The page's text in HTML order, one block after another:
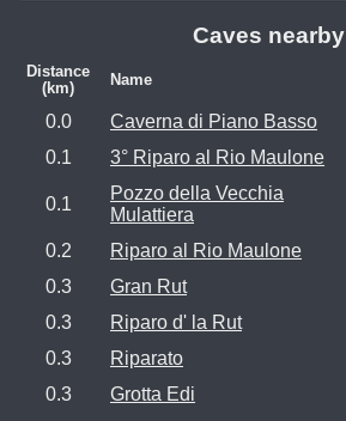
Caves nearby
Distance
(km)
Name
0.0 Caverna di Piano Basso
0.1
3° Riparo al Rio Maulone
0.1
Pozzo della Vecchia
Mulattiera
0.2 Riparo al Rio Maulone
0.3
Gran Rut
0.3
Riparo d' la Rut
0.3
Riparato
0.3
Grotta Edi